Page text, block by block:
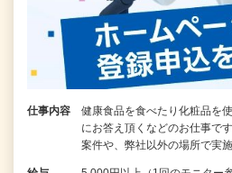
仕事内容
健康食品を食べたり化粧品を
にお答え頂くなどのお仕事で
案件や、弊社以外の場所で実